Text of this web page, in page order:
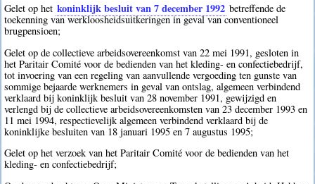
Gelet op het koninklijk besluit van 7 december 1992 betreffende de
toekenning van werkloosheidsuitkeringen in geval van conventioneel
brugpensioen;
Gelet op de collectieve arbeidsovereenkomst van 22 mei 1991, gesloten in
het Paritair Comité voor de bedienden van het kleding- en confectiebedrijf,
tot invoering van een regeling van aanvullende vergoeding ten gunste van
sommige bejaarde werknemers in geval van ontslag, algemeen verbindend
verklaard bij koninklijk besluit van 28 november 1991, gewijzigd en
verlengd bij de collectieve arbeidsovereenkomsten van 23 december 1993 en
11 mei 1994, respectievelijk algemeen verbindend verklaard bij de
koninklijke besluiten van 18 januari 1995 en 7 augustus 1995;
Gelet op het verzoek van het Paritair Comité voor de bedienden van het
kleding- en confectiebedrijf;